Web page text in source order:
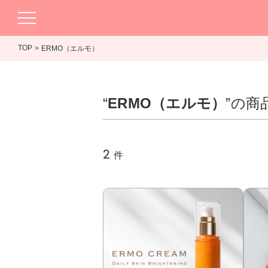
TOP ERMO（エルモ）
“ERMO（エルモ） ”の商
2 件